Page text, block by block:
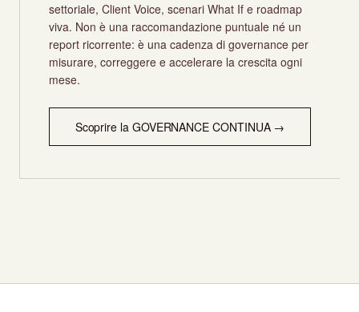
settoriale, Client Voice, scenari What If e roadmap
viva. Non è una raccomandazione puntuale né un
report ricorrente: è una cadenza di governance per
misurare, correggere e accelerare la crescita ogni
mese.
Scoprire la GOVERNANCE CONTINUA →